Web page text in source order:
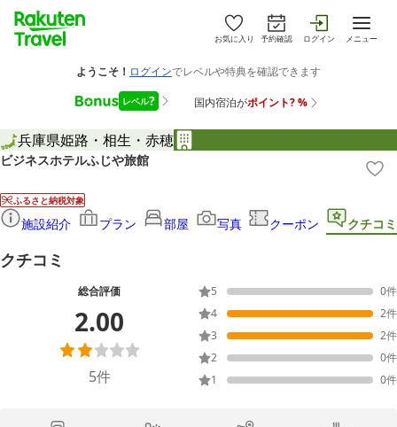
お気に入り 予約確認 ログイン メニュー
兵庫県姫路・相生・赤穂
ビジネスホテルふじや旅館
ふるさと納税対象
施設紹介 プラン 部屋 写真 クーポン クチコミ
クチコミ
総合評価
2.00
5件
5 0件
4
2件
3
2件
2
0件
1
0件